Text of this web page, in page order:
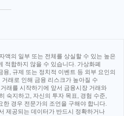
액의 일부 또는 전체를 상실할 수 있는 높은
적합하지 않을 수 있습니다. 가상화폐
, 규제 또는 정치적 이벤트 등 외부 요인의
래로 인해 금융 리스크가 높아질 수
래를 시작하기에 앞서 금융시장 거래와
숙지하고, 자신의 투자 목표, 경험 수준,
한 경우 전문가의 조언을 구해야 합니다.
제공되는 데이터가 반드시 정확하거나